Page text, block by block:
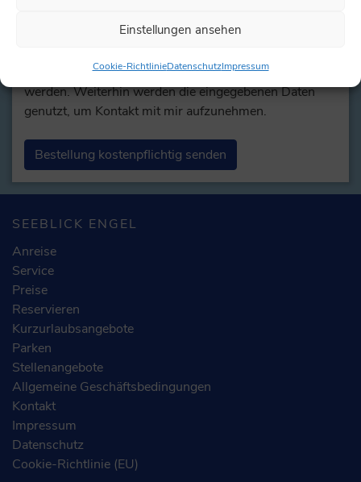
Einstellungen ansehen
Cookie-RichtlinieDatenschutzImpressum
eingegebenen Daten und meine IP-Adresse zum
Akismet in den USA überprüft und gespeichert
werden. Weiterhin werden die eingegebenen Daten
genutzt, um Kontakt mit mir aufzunehmen.
Alternative:
SEEBLICK ENGEL
Anreise
Service
Preise
Reservieren
Kurzurlaubsangebote
Parken
Stellenangebote
Allgemeine Geschäftsbedingungen
Kontakt
Impressum
Datenschutz
Cookie-Richtlinie (EU)